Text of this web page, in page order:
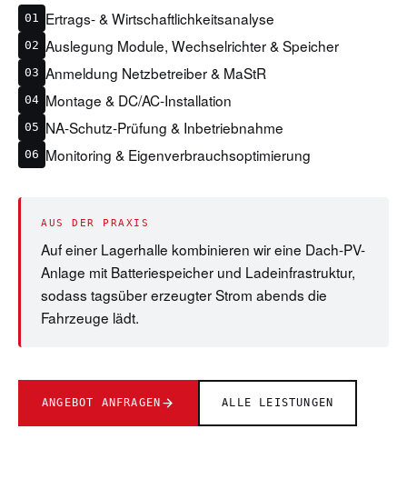
01 Ertrags- & Wirtschaftlichkeitsanalyse
02 Auslegung Module, Wechselrichter & Speicher
03 Anmeldung Netzbetreiber & MaStR
04 Montage & DC/AC-Installation
05 NA-Schutz-Prüfung & Inbetriebnahme
06 Monitoring & Eigenverbrauchsoptimierung
AUS DER PRAXIS
Auf einer Lagerhalle kombinieren wir eine Dach-PV-
Anlage mit Batteriespeicher und Ladeinfrastruktur,
sodass tagsüber erzeugter Strom abends die
Fahrzeuge lädt.
ANGEBOT ANFRAGEN ALLE LEISTUNGEN